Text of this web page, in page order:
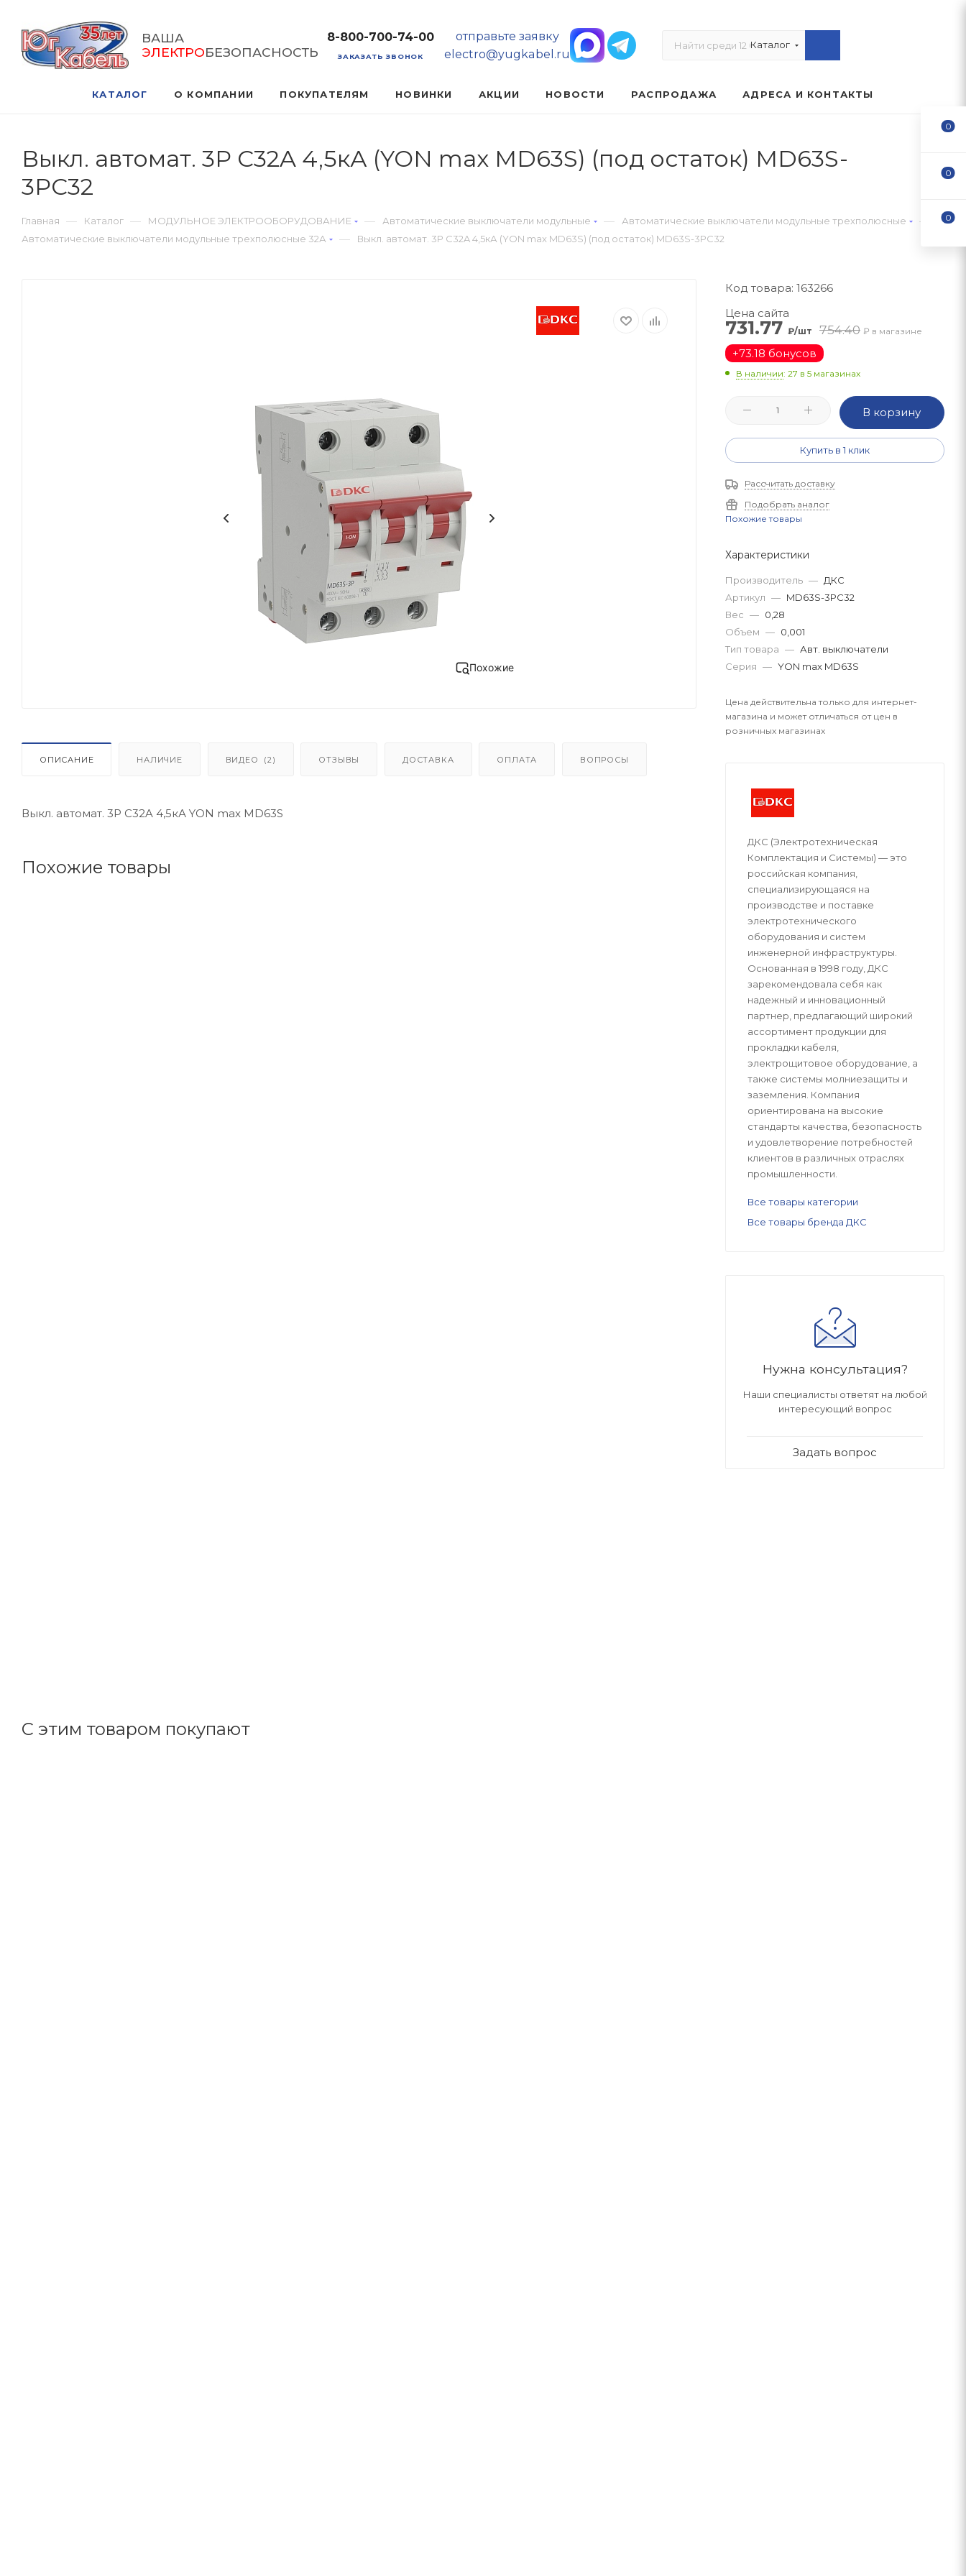
ВАША
ЭЛЕКТРОБЕЗОПАСНОСТЬ
8-800-700-74-00
ЗАКАЗАТЬ ЗВОНОК
отправьте заявку
electro@yugkabel.ru
Каталог
КАТАЛОГ О КОМПАНИИ ПОКУПАТЕЛЯМ НОВИНКИ АКЦИИ НОВОСТИ РАСПРОДАЖА АДРЕСА И КОНТАКТЫ
Выкл. автомат. 3Р С32A 4,5кА (YON max MD63S) (под остаток) MD63S-
3PC32
Главная — Каталог — МОДУЛЬНОЕ ЭЛЕКТРООБОРУДОВАНИЕ — Автоматические выключатели модульные — Автоматические выключатели модульные трехполюсные —
Автоматические выключатели модульные трехполюсные 32А — Выкл. автомат. 3Р С32A 4,5кА (YON max MD63S) (под остаток) MD63S-3PC32
Похожие
ОПИСАНИЕ НАЛИЧИЕ ВИДЕО (2) ОТЗЫВЫ ДОСТАВКА ОПЛАТА ВОПРОСЫ
Выкл. автомат. 3Р С32A 4,5кА YON max MD63S
Похожие товары
С этим товаром покупают
Код товара: 163266
Цена сайта
731.77 ₽/шт 754.40 ₽ в магазине
+73.18 бонусов
В наличии: 27 в 5 магазинах
В корзину
Купить в 1 клик
Рассчитать доставку
Подобрать аналог
Похожие товары
Характеристики
Производитель — ДКС
Артикул — MD63S-3PC32
Вес — 0,28
Объем — 0,001
Тип товара — Авт. выключатели
Серия — YON max MD63S
Цена действительна только для интернет-
магазина и может отличаться от цен в
розничных магазинах
ДКС (Электротехническая
Комплектация и Системы) — это
российская компания,
специализирующаяся на
производстве и поставке
электротехнического
оборудования и систем
инженерной инфраструктуры.
Основанная в 1998 году, ДКС
зарекомендовала себя как
надежный и инновационный
партнер, предлагающий широкий
ассортимент продукции для
прокладки кабеля,
электрощитовое оборудование, а
также системы молниезащиты и
заземления. Компания
ориентирована на высокие
стандарты качества, безопасность
и удовлетворение потребностей
клиентов в различных отраслях
промышленности.
Все товары категории
Все товары бренда ДКС
Нужна консультация?
Наши специалисты ответят на любой
интересующий вопрос
Задать вопрос
0
0
0